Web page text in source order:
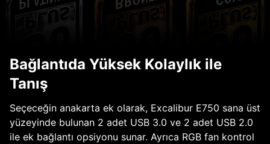
Bağlantıda Yüksek Kolaylık ile
Tanış
Seçeceğin anakarta ek olarak, Excalibur E750 sana üst
yüzeyinde bulunan 2 adet USB 3.0 ve 2 adet USB 2.0
ile ek bağlantı opsiyonu sunar. Ayrıca RGB fan kontrol